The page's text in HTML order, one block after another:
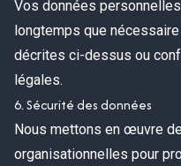
Vos données
longtemps que
décrites ci-dessus ou
légales.
6. Sécurité des données
Nous mettons en œuvre
organisationnelles pour